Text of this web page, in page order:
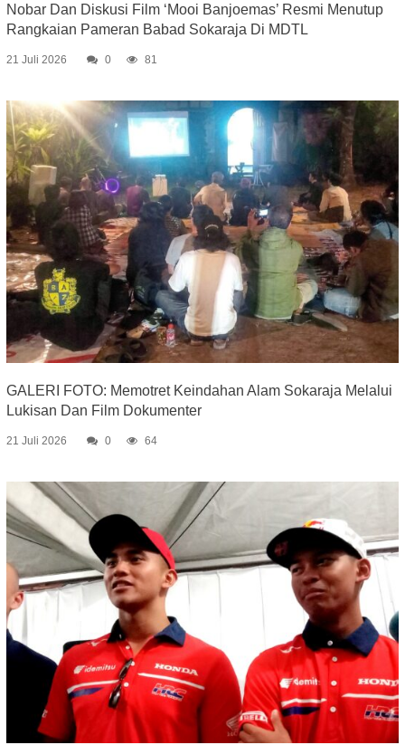
Nobar Dan Diskusi Film ‘Mooi Banjoemas’ Resmi Menutup
Rangkaian Pameran Babad Sokaraja Di MDTL
21 Juli 2026 0 81
GALERI FOTO: Memotret Keindahan Alam Sokaraja Melalui
Lukisan Dan Film Dokumenter
21 Juli 2026 0 64